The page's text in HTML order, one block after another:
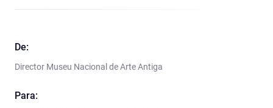
De:
Director Museu Nacional de Arte Antiga
Para: